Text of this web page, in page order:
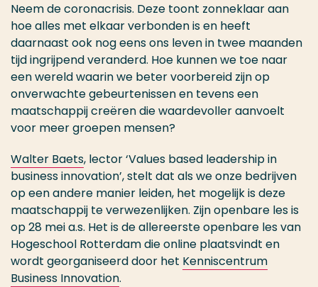
Neem de coronacrisis. Deze toont zonneklaar aan
hoe alles met elkaar verbonden is en heeft
daarnaast ook nog eens ons leven in twee maanden
tijd ingrijpend veranderd. Hoe kunnen we toe naar
een wereld waarin we beter voorbereid zijn op
onverwachte gebeurtenissen en tevens een
maatschappij creëren die waardevoller aanvoelt
voor meer groepen mensen?
Walter Baets, lector ‘Values based leadership in
business innovation’, stelt dat als we onze bedrijven
op een andere manier leiden, het mogelijk is deze
maatschappij te verwezenlijken. Zijn openbare les is
op 28 mei a.s. Het is de allereerste openbare les van
Hogeschool Rotterdam die online plaatsvindt en
wordt georganiseerd door het Kenniscentrum
Business Innovation.